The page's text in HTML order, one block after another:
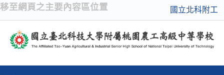
移至網頁之主要內容區位置 國立北科附工